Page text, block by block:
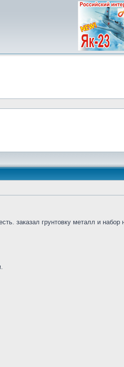
заказал грунтовку металл и